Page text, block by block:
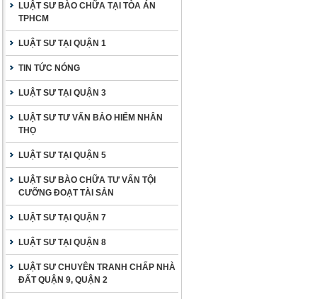
LUẬT SƯ BÀO CHỮA TẠI TÒA ÁN
TPHCM
LUẬT SƯ TẠI QUẬN 1
TIN TỨC NÓNG
LUẬT SƯ TẠI QUẬN 3
LUẬT SƯ TƯ VẤN BẢO HIỂM NHÂN
THỌ
LUẬT SƯ TẠI QUẬN 5
LUẬT SƯ BÀO CHỮA TƯ VẤN TỘI
CƯỠNG ĐOẠT TÀI SẢN
LUẬT SƯ TẠI QUẬN 7
LUẬT SƯ TẠI QUẬN 8
LUẬT SƯ CHUYÊN TRANH CHẤP NHÀ
ĐẤT QUẬN 9, QUẬN 2